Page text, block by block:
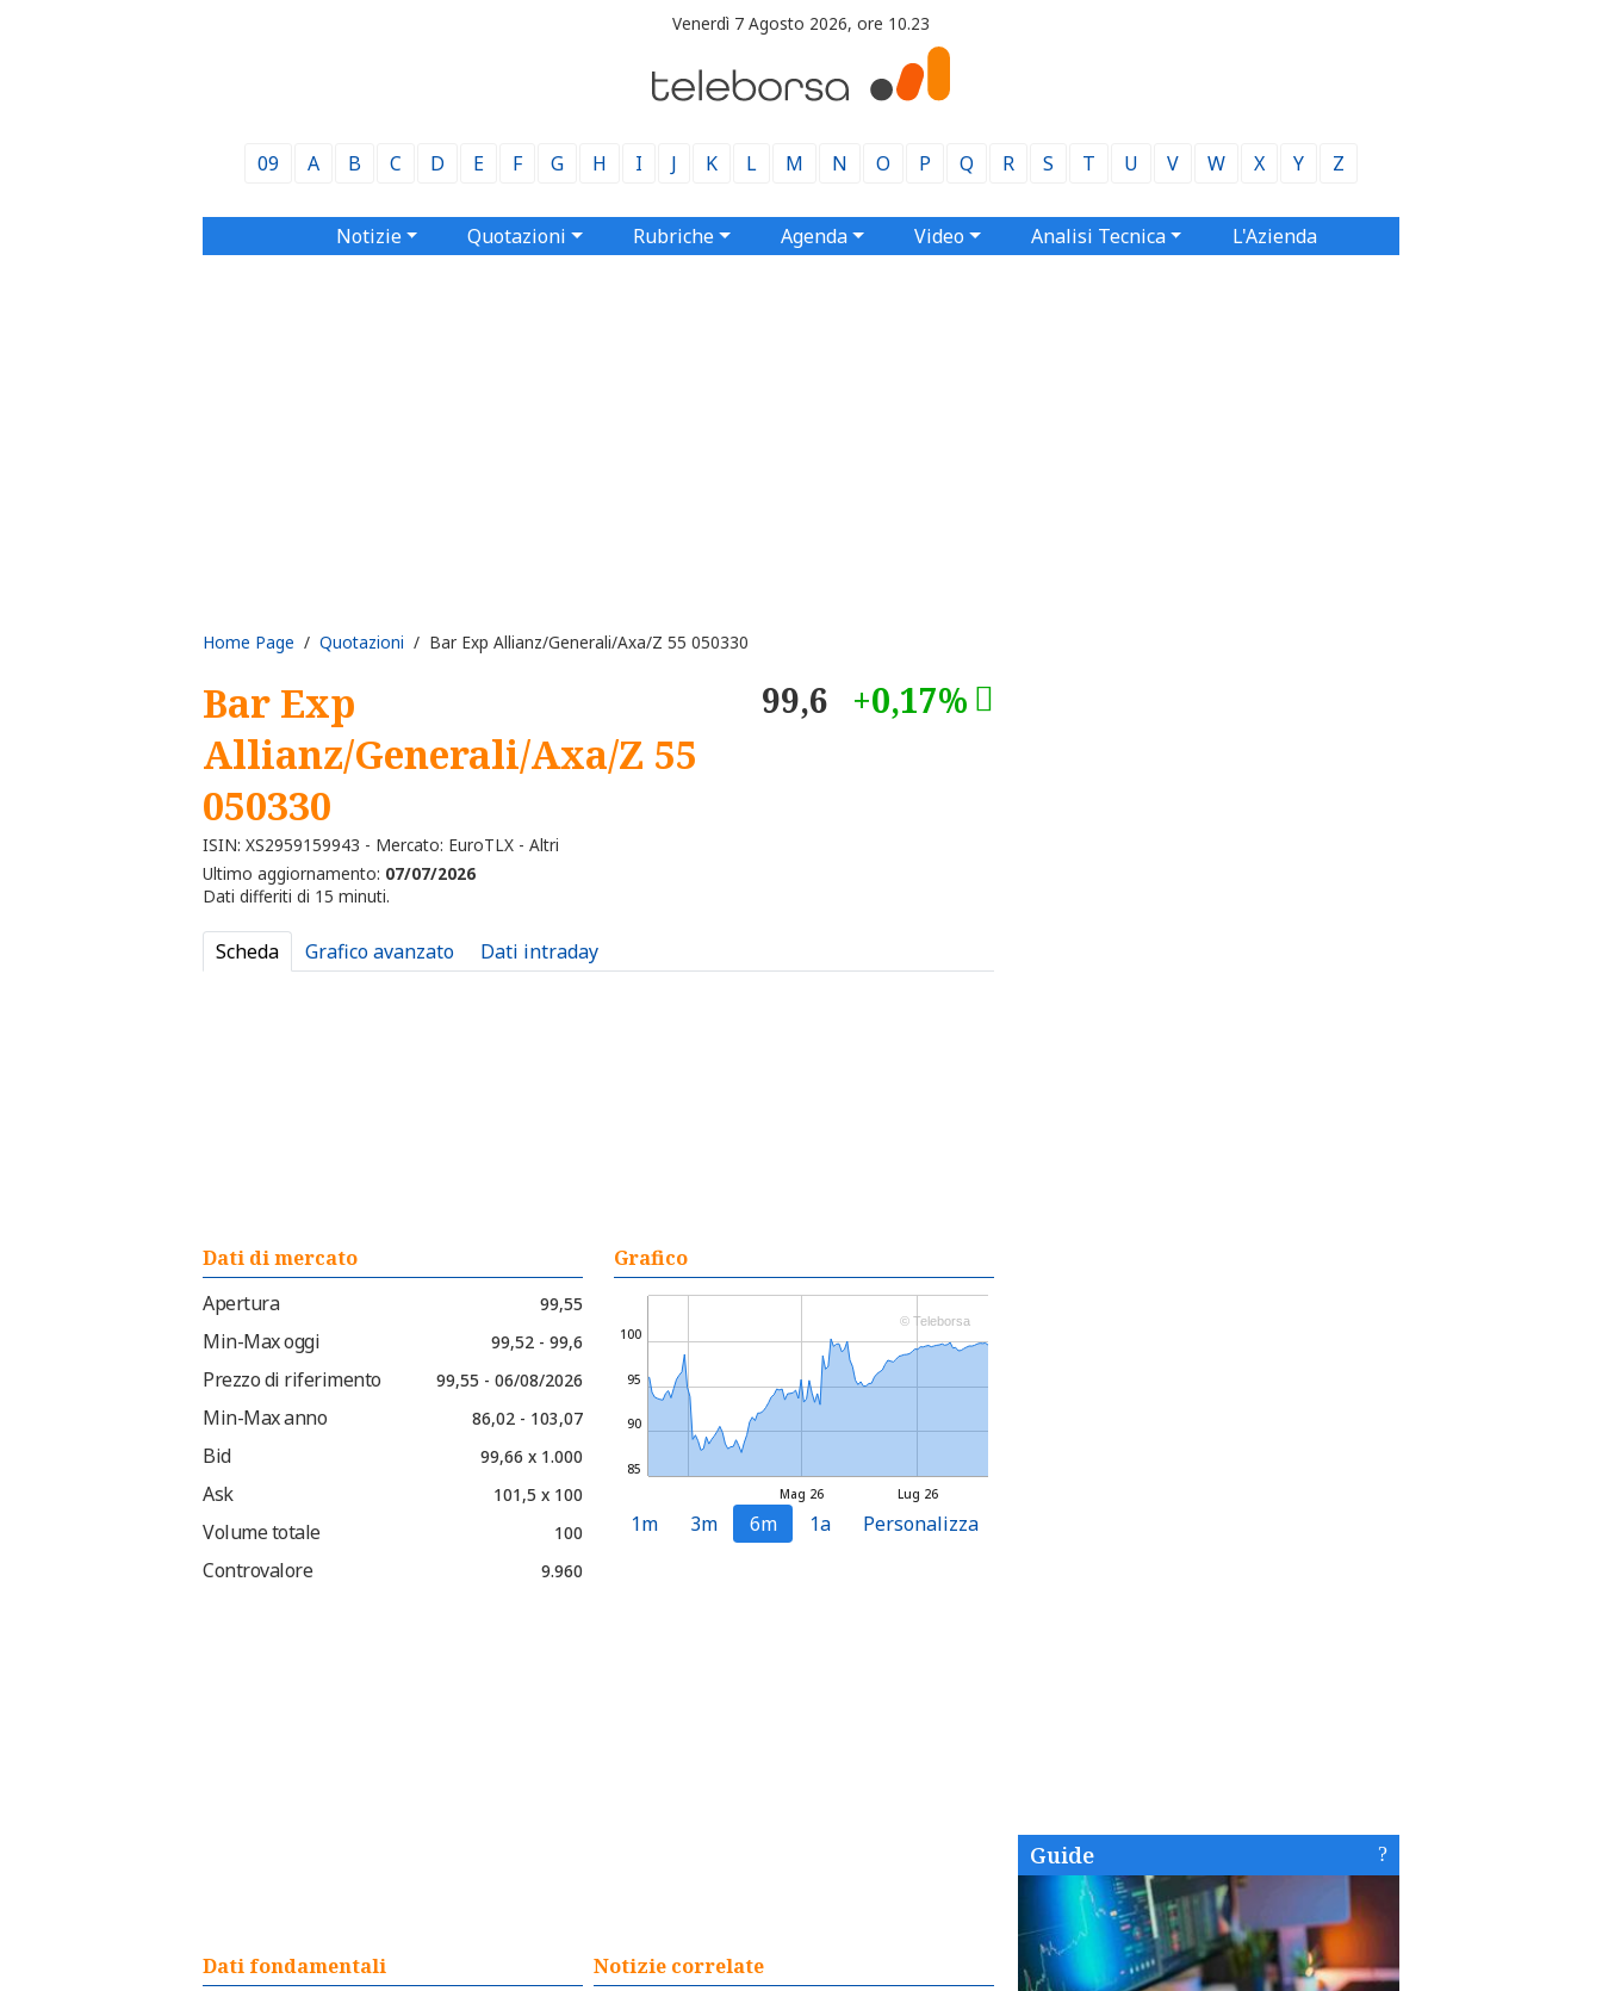
Venerdì 7 Agosto 2026, ore 10.23
09 A B C D E F G H I J K L M N O P Q R S T U V W X Y Z
Notizie Quotazioni Rubriche Agenda Video Analisi Tecnica L'Azienda
Home Page / Quotazioni / Bar Exp Allianz/Generali/Axa/Z 55 050330
Bar Exp
Allianz/Generali/Axa/Z 55
050330
ISIN: XS2959159943 - Mercato: EuroTLX - Altri
99,6 +0,17%
Ultimo aggiornamento: 07/07/2026
Dati differiti di 15 minuti.
Scheda Grafico avanzato Dati intraday
Dati di mercato
Apertura
99,55
Min-Max oggi 99,52 - 99,6
Prezzo di riferimento 99,55 - 06/08/2026
Min-Max anno 86,02 - 103,07
Bid 99,66 x 1.000
Ask 101,5 x 100
Volume totale 100
Controvalore 9.960
Grafico
Lug 26
Mag 26
85
90
95
100
© Teleborsa
1m 3m 6m 1a Personalizza
Dati fondamentali
Notizie correlate
Guide